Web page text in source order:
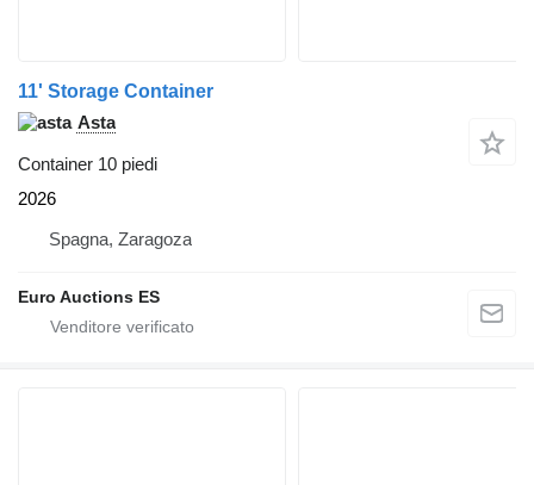
11' Storage Container
Asta
Container 10 piedi
2026
Spagna, Zaragoza
Euro Auctions ES